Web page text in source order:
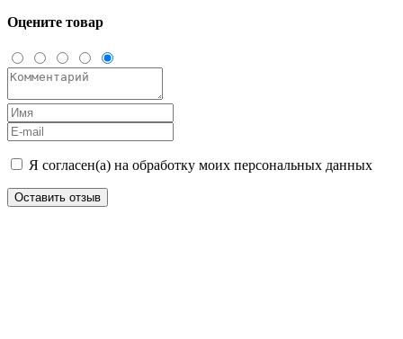
Оцените товар
Я согласен(а) на обработку моих персональных данных
Оставить отзыв